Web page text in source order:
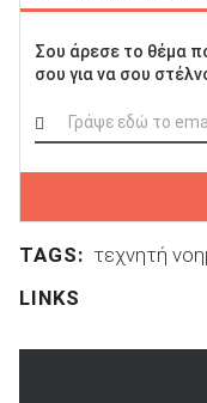
Σου άρεσε το θέμα
σου για να σου
TAGS: τεχνητή
LINKS